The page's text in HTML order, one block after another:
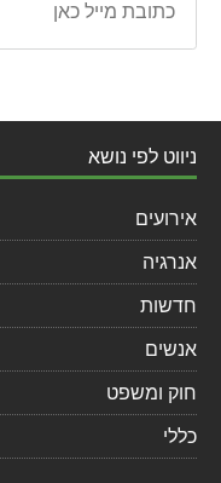
ניווט לפי נושא
אירועים
אנרגיה
חדשות
אנשים
חוק ומשפט
כללי